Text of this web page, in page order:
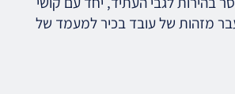
מזהות של עובד בכיר למעמד של